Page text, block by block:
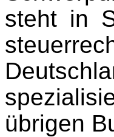
steht in
übrigen